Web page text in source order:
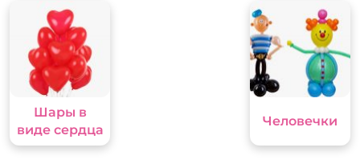
Шары в
виде сердца
Человечки